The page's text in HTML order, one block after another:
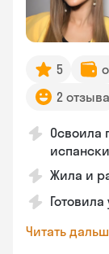
5
2 отзыва
Освоила
Жила и
Читать